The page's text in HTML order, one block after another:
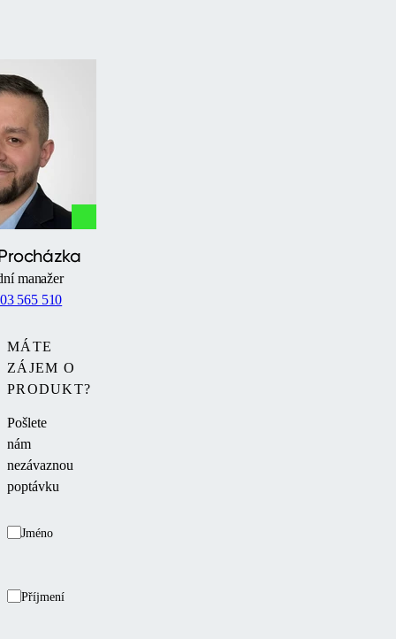
MÁTE
ZÁJEM O
PRODUKT?
Pošlete
nám
nezávaznou
poptávku
Jméno
Příjmení
manažer
565 510